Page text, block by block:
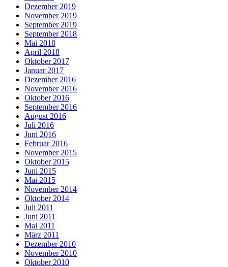
Dezember 2019
November 2019
September 2019
September 2018
Mai 2018
April 2018
Oktober 2017
Januar 2017
Dezember 2016
November 2016
Oktober 2016
September 2016
August 2016
Juli 2016
Juni 2016
Februar 2016
November 2015
Oktober 2015
Juni 2015
Mai 2015
November 2014
Oktober 2014
Juli 2011
Juni 2011
Mai 2011
März 2011
Dezember 2010
November 2010
Oktober 2010